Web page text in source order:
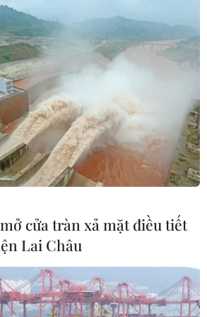
Việt Nam
Thái Lan vẫn
Cup 2026 ngày
đến ngôi đầu
thử thách lớn
V-League 2026/27
mở cửa tràn xả mặt điều tiết
Lai Châu